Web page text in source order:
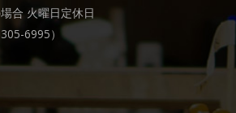
合 火曜日定休日
6995）